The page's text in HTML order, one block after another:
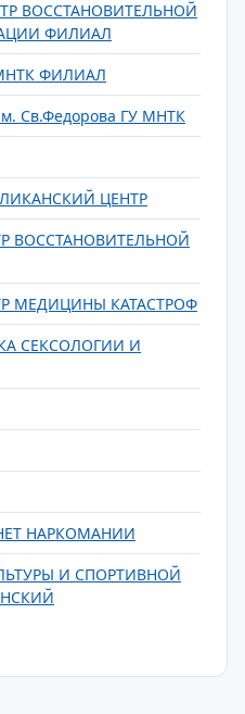
ВОССТАНОВИТЕЛЬНОЙ
ФИЛИАЛ
ФИЛИАЛ
Св.Федорова ГУ МНТК
ЦЕНТР
ВОССТАНОВИТЕЛЬНОЙ
МЕДИЦИНЫ КАТАСТРОФ
СЕКСОЛОГИИ И
НАРКОМАНИИ
И СПОРТИВНОЙ